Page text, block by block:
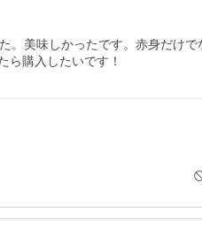
。美味しかったです。赤身だけ
ら購入したいです！